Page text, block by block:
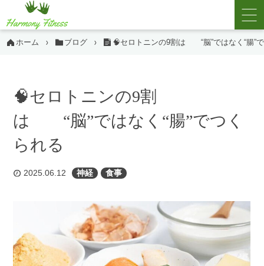
ホーム ブログ 🧠セロトニンの9割は “脳”ではなく“腸”
🧠セロトニンの9割
は “脳”ではなく“腸”でつく
られる
2025.06.12 神経 食事